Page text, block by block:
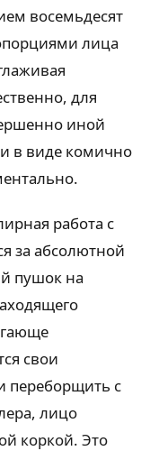
восемьдесят
лица
для
иной
в виде комично
работа с
за абсолютной
пушок на
свои
переборщить с
лицо
коркой. Это